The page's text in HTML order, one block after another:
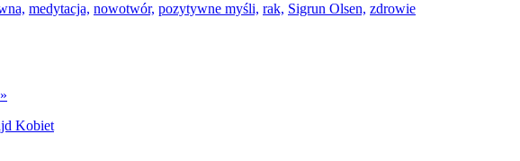
medytacja, nowotwór, pozytywne myśli, rak, Sigrun Olsen, zdrowie
»
Kobiet